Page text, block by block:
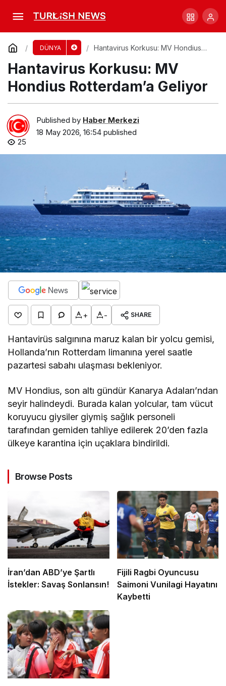
DÜNYA
Hantavirus Korkusu: MV Hondius
Hantavirus Korkusu: MV
Hondius Rotterdam’a Geliyor
Published by Haber Merkezi
18 May 2026, 16:54 published
25
+ - SHARE
Hantavirüs salgınına maruz kalan bir yolcu gemisi,
Hollanda’nın Rotterdam limanına yerel saatle
pazartesi sabahı ulaşması bekleniyor.
MV Hondius, son altı gündür Kanarya Adaları’ndan
seyir halindeydi. Burada kalan yolcular, tam vücut
koruyucu giysiler giymiş sağlık personeli
tarafından gemiden tahliye edilerek 20’den fazla
ülkeye karantina için uçaklara bindirildi.
Browse Posts
İran’dan ABD’ye Şartlı
İstekler: Savaş Sonlansın!
Fijili Ragbi Oyuncusu
Saimoni Vunilagi Hayatını
Kaybetti
İki F-18 Uçak Çarpıştı, Pilotlar Hayatta Kaldı!
Comment Share